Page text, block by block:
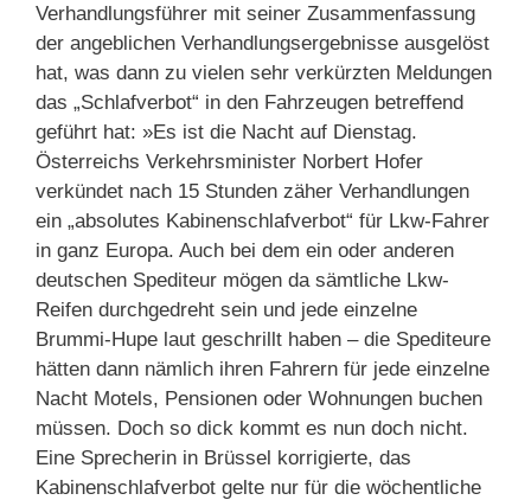
Verhandlungsführer mit seiner Zusammenfassung
der angeblichen Verhandlungsergebnisse ausgelöst
hat, was dann zu vielen sehr verkürzten Meldungen
das „Schlafverbot“ in den Fahrzeugen betreffend
geführt hat: »Es ist die Nacht auf Dienstag.
Österreichs Verkehrsminister Norbert Hofer
verkündet nach 15 Stunden zäher Verhandlungen
ein „absolutes Kabinenschlafverbot“ für Lkw-Fahrer
in ganz Europa. Auch bei dem ein oder anderen
deutschen Spediteur mögen da sämtliche Lkw-
Reifen durchgedreht sein und jede einzelne
Brummi-Hupe laut geschrillt haben – die Spediteure
hätten dann nämlich ihren Fahrern für jede einzelne
Nacht Motels, Pensionen oder Wohnungen buchen
müssen. Doch so dick kommt es nun doch nicht.
Eine Sprecherin in Brüssel korrigierte, das
Kabinenschlafverbot gelte nur für die wöchentliche